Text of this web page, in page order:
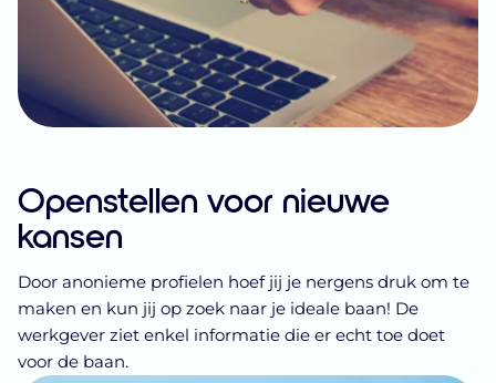
Openstellen voor nieuwe
kansen
Door anonieme profielen hoef jij je nergens druk om te
maken en kun jij op zoek naar je ideale baan! De
werkgever ziet enkel informatie die er echt toe doet
voor de baan.